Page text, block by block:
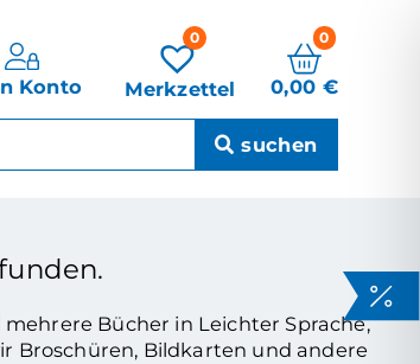
Konto Merkzettel
0
0,00 €
0
Bücher in Leichter Sprache,
Broschüren, Bildkarten und andere